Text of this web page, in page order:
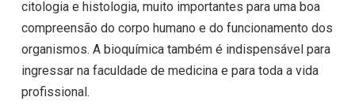
citologia e histologia, muito importantes para uma boa
compreensão do corpo humano e do funcionamento dos
organismos. A bioquímica também é indispensável para
ingressar na faculdade de medicina e para toda a vida
profissional.